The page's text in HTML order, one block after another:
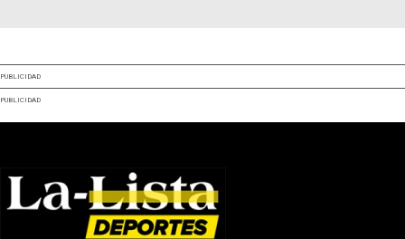
PUBLICIDAD
PUBLICIDAD